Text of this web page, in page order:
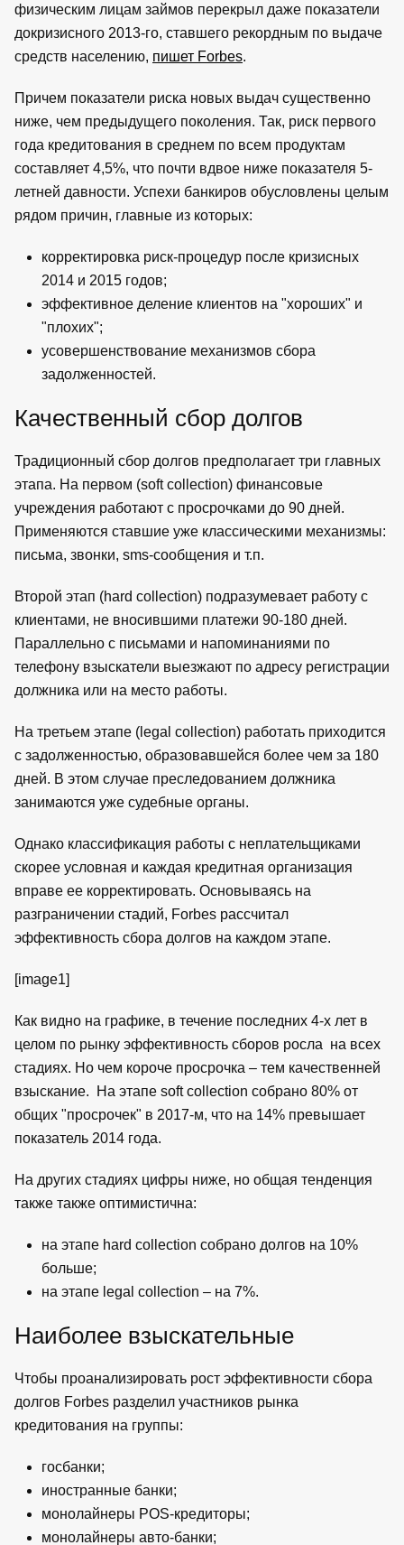
физическим лицам займов перекрыл даже показатели
докризисного 2013-го, ставшего рекордным по выдаче
средств населению, пишет Forbes.
Причем показатели риска новых выдач существенно
ниже, чем предыдущего поколения. Так, риск первого
года кредитования в среднем по всем продуктам
составляет 4,5%, что почти вдвое ниже показателя 5-
летней давности. Успехи банкиров обусловлены целым
рядом причин, главные из которых:
корректировка риск-процедур после кризисных
2014 и 2015 годов;
эффективное деление клиентов на "хороших" и
"плохих";
усовершенствование механизмов сбора
задолженностей.
Качественный сбор долгов
Традиционный сбор долгов предполагает три главных
этапа. На первом (soft collection) финансовые
учреждения работают с просрочками до 90 дней.
Применяются ставшие уже классическими механизмы:
письма, звонки, sms-сообщения и т.п.
Второй этап (hard collection) подразумевает работу с
клиентами, не вносившими платежи 90-180 дней.
Параллельно с письмами и напоминаниями по
телефону взыскатели выезжают по адресу регистрации
должника или на место работы.
На третьем этапе (legal collection) работать приходится
с задолженностью, образовавшейся более чем за 180
дней. В этом случае преследованием должника
занимаются уже судебные органы.
Однако классификация работы с неплательщиками
скорее условная и каждая кредитная организация
вправе ее корректировать. Основываясь на
разграничении стадий, Forbes рассчитал
эффективность сбора долгов на каждом этапе.
[image1]
Как видно на графике, в течение последних 4-х лет в
целом по рынку эффективность сборов росла на всех
стадиях. Но чем короче просрочка – тем качественней
взыскание. На этапе soft collection собрано 80% от
общих "просрочек" в 2017-м, что на 14% превышает
показатель 2014 года.
На других стадиях цифры ниже, но общая тенденция
также также оптимистична:
на этапе hard collection собрано долгов на 10%
больше;
на этапе legal collection – на 7%.
Наиболее взыскательные
Чтобы проанализировать рост эффективности сбора
долгов Forbes разделил участников рынка
кредитования на группы:
госбанки;
иностранные банки;
монолайнеры POS-кредиторы;
монолайнеры авто-банки;